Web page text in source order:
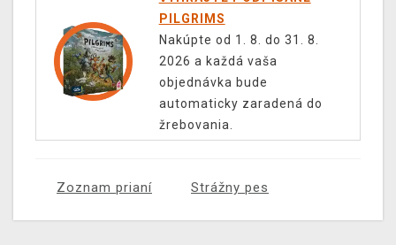
PILGRIMS
Nakúpte od 1. 8. do 31. 8.
2026 a každá vaša
objednávka bude
automaticky zaradená do
žrebovania.
Zoznam prianí Strážny pes